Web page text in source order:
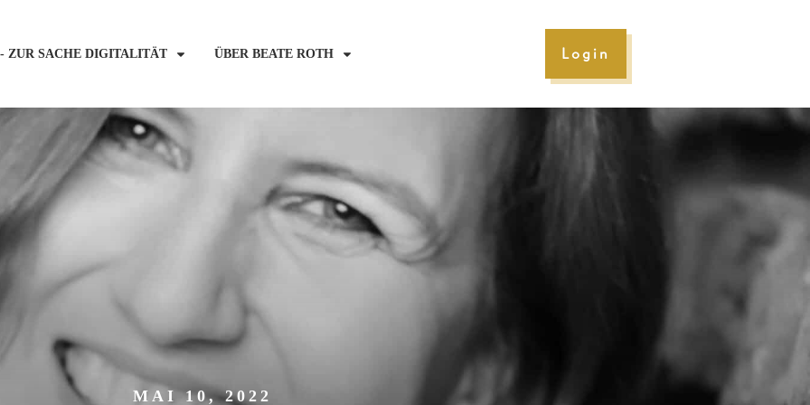
ZUR SACHE DIGITALITÄT ÜBER BEATE ROTH Login
MAI 10, 2022